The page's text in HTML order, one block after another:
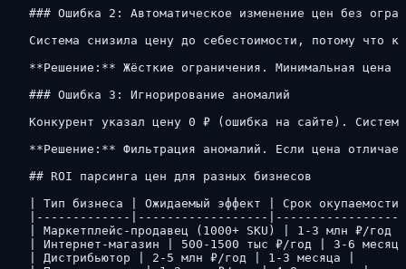
### Ошибка 2: Автоматическое изменение цен без
Система снизила цену до себестоимости, потому что
**Решение:** Жёсткие ограничения. Минимальная цена
### Ошибка 3: Игнорирование аномалий
Конкурент указал цену 0 ₽ (ошибка на сайте).
**Решение:** Фильтрация аномалий. Если цена
## ROI парсинга цен для разных бизнесов
| Тип бизнеса | Ожидаемый эффект | Срок
|-------------|------------------
| Маркетплейс-продавец (1000+ SKU) | 1-3 млн ₽/
| Интернет-магазин | 500-1500 тыс ₽/год | 3-6
| Дистрибьютор | 2-5 млн ₽/год | 1-3 месяца |